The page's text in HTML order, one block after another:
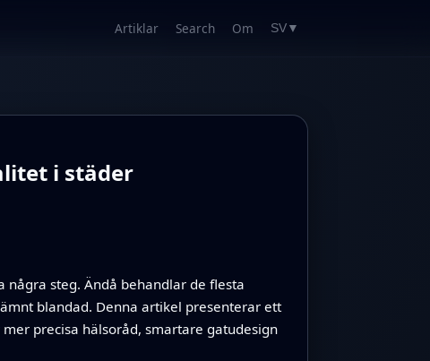
Artiklar Search Om SV ▼
i städer
steg. Ändå behandlar de flesta
blandad. Denna artikel presenterar ett
precisa hälsoråd, smartare gatudesign